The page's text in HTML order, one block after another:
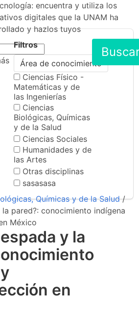
encuentra y utiliza los
digitales que la UNAM ha
y hazlos tuyos
Filtros
Área de conocimiento
Ciencias Físico -
Matemáticas y de
las Ingenierías
Ciencias
Biológicas, Químicas
y de la Salud
Ciencias Sociales
Humanidades y de
las Artes
Otras disciplinas
sasasasa
Químicas y de la Salud/
la pared?: conocimiento indígena
México
y la
en